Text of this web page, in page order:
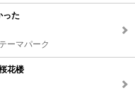
った
ーマパーク
花楼